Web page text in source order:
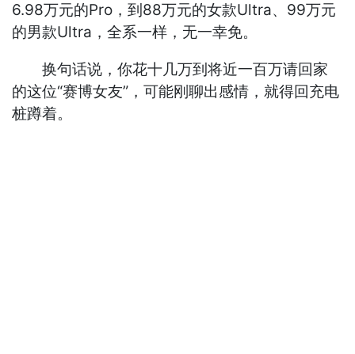
6.98万元的Pro，到88万元的女款Ultra、99万元
的男款Ultra，全系一样，无一幸免。
换句话说，你花十几万到将近一百万请回家
的这位“赛博女友”，可能刚聊出感情，就得回充电
桩蹲着。